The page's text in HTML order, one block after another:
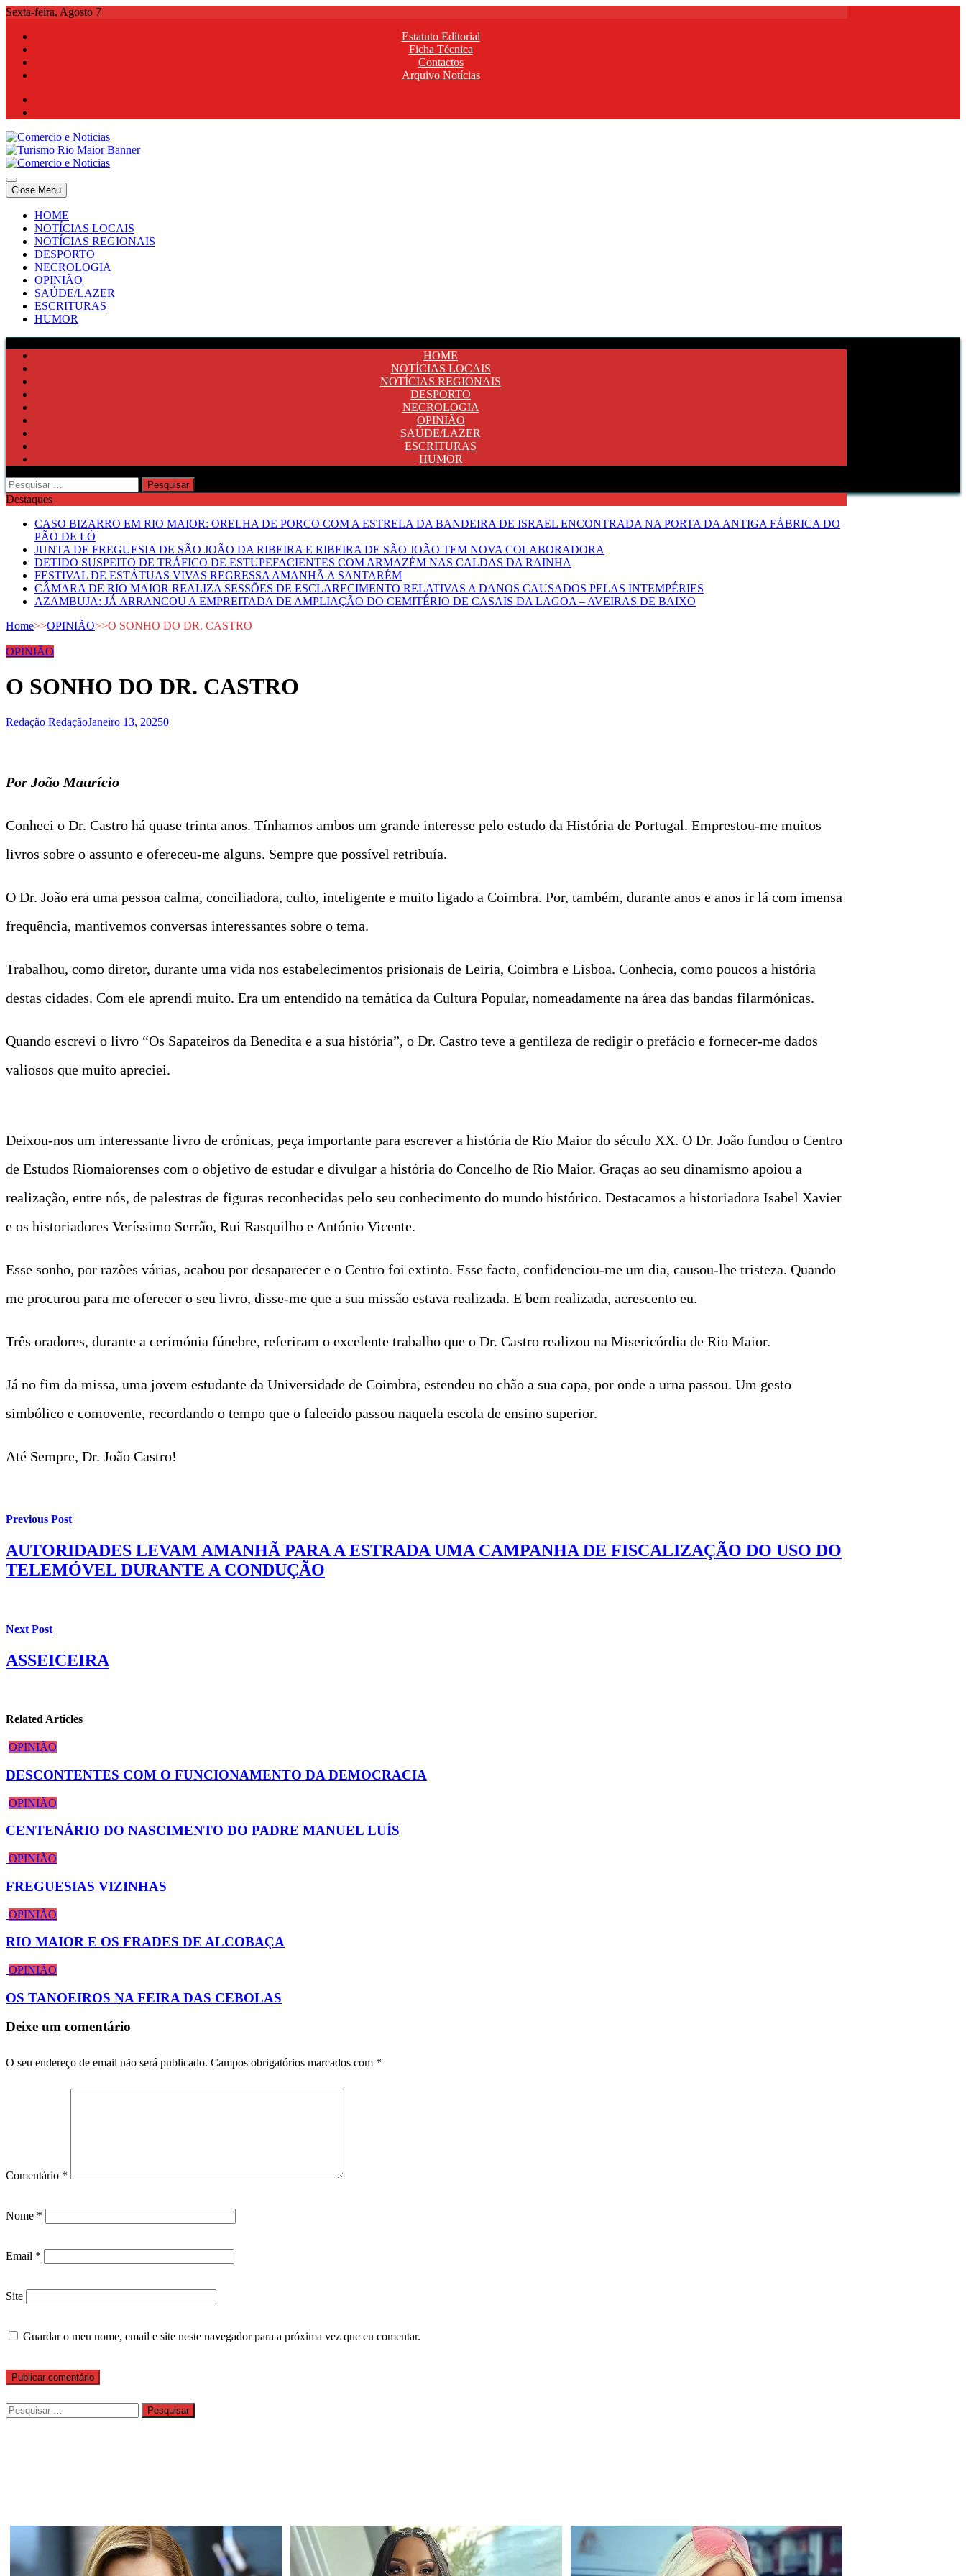
Skip
content
Sexta-feira, Agosto 7
Estatuto Editorial
Ficha Técnica
Contactos
Arquivo Notícias
Comercio e Noticias
Notícias e Publicidade Online
Comercio e Noticias
Notícias e Publicidade Online
Close Menu
HOME
NOTÍCIAS LOCAIS
NOTÍCIAS REGIONAIS
DESPORTO
NECROLOGIA
OPINIÃO
SAÚDE/LAZER
ESCRITURAS
HUMOR
HOME
NOTÍCIAS LOCAIS
NOTÍCIAS REGIONAIS
DESPORTO
NECROLOGIA
OPINIÃO
SAÚDE/LAZER
ESCRITURAS
HUMOR
Pesquisar
por:
Destaques
CASO BIZARRO EM RIO MAIOR: ORELHA DE PORCO COM A ESTRELA DA BANDEIRA DE ISRAEL ENCONTRADA NA PORTA DA ANTIGA FÁBRICA DO
PÃO DE LÓ
JUNTA DE FREGUESIA DE SÃO JOÃO DA RIBEIRA E RIBEIRA DE SÃO JOÃO TEM NOVA COLABORADORA
DETIDO SUSPEITO DE TRÁFICO DE ESTUPEFACIENTES COM ARMAZÉM NAS CALDAS DA RAINHA
FESTIVAL DE ESTÁTUAS VIVAS REGRESSA AMANHÃ A SANTARÉM
CÂMARA DE RIO MAIOR REALIZA SESSÕES DE ESCLARECIMENTO RELATIVAS A DANOS CAUSADOS PELAS INTEMPÉRIES
AZAMBUJA: JÁ ARRANCOU A EMPREITADA DE AMPLIAÇÃO DO CEMITÉRIO DE CASAIS DA LAGOA – AVEIRAS DE BAIXO
Home>>OPINIÃO>>O SONHO DO DR. CASTRO
OPINIÃO
O SONHO DO DR. CASTRO
Redação RedaçãoJaneiro 13, 20250
Por João Maurício
Conheci o Dr. Castro há quase trinta anos. Tínhamos ambos um grande interesse pelo estudo da História de Portugal. Emprestou-me muitos
livros sobre o assunto e ofereceu-me alguns. Sempre que possível retribuía.
O Dr. João era uma pessoa calma, conciliadora, culto, inteligente e muito ligado a Coimbra. Por, também, durante anos e anos ir lá com imensa
frequência, mantivemos conversas interessantes sobre o tema.
Trabalhou, como diretor, durante uma vida nos estabelecimentos prisionais de Leiria, Coimbra e Lisboa. Conhecia, como poucos a história
destas cidades. Com ele aprendi muito. Era um entendido na temática da Cultura Popular, nomeadamente na área das bandas filarmónicas.
Quando escrevi o livro “Os Sapateiros da Benedita e a sua história”, o Dr. Castro teve a gentileza de redigir o prefácio e fornecer-me dados
valiosos que muito apreciei.
Deixou-nos um interessante livro de crónicas, peça importante para escrever a história de Rio Maior do século XX. O Dr. João fundou o Centro
de Estudos Riomaiorenses com o objetivo de estudar e divulgar a história do Concelho de Rio Maior. Graças ao seu dinamismo apoiou a
realização, entre nós, de palestras de figuras reconhecidas pelo seu conhecimento do mundo histórico. Destacamos a historiadora Isabel Xavier
e os historiadores Veríssimo Serrão, Rui Rasquilho e António Vicente.
Esse sonho, por razões várias, acabou por desaparecer e o Centro foi extinto. Esse facto, confidenciou-me um dia, causou-lhe tristeza. Quando
me procurou para me oferecer o seu livro, disse-me que a sua missão estava realizada. E bem realizada, acrescento eu.
Três oradores, durante a cerimónia fúnebre, referiram o excelente trabalho que o Dr. Castro realizou na Misericórdia de Rio Maior.
Já no fim da missa, uma jovem estudante da Universidade de Coimbra, estendeu no chão a sua capa, por onde a urna passou. Um gesto
simbólico e comovente, recordando o tempo que o falecido passou naquela escola de ensino superior.
Até Sempre, Dr. João Castro!
Previous Post
AUTORIDADES LEVAM AMANHÃ PARA A ESTRADA UMA CAMPANHA DE FISCALIZAÇÃO DO USO DO
TELEMÓVEL DURANTE A CONDUÇÃO
Next Post
ASSEICEIRA
Related Articles
OPINIÃO
DESCONTENTES COM O FUNCIONAMENTO DA DEMOCRACIA
OPINIÃO
CENTENÁRIO DO NASCIMENTO DO PADRE MANUEL LUÍS
OPINIÃO
FREGUESIAS VIZINHAS
OPINIÃO
RIO MAIOR E OS FRADES DE ALCOBAÇA
OPINIÃO
OS TANOEIROS NA FEIRA DAS CEBOLAS
Deixe um comentário
O seu endereço de email não será publicado. Campos obrigatórios marcados com *
Comentário *
Nome *
Email *
Site
Guardar o meu nome, email e site neste navegador para a próxima vez que eu comentar.
Pesquisar
por: